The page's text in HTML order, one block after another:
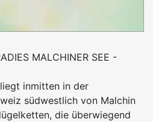
MALCHINER SEE -
inmitten in der
südwestlich von Malchin
die überwiegend